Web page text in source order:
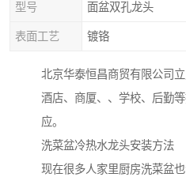
型号 面盆双孔龙头
表面工艺 镀铬
北京华泰恒昌商贸有限公司
酒店、商厦、、学校、后勤
应。
洗菜盆冷热水龙头安装方法
现在很多人家里厨房洗菜盆